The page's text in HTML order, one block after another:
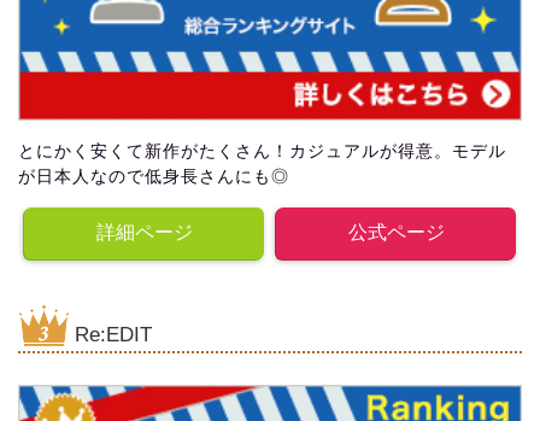
とにかく安くて新作がたくさん！カジュアルが得意。モデル
が日本人なので低身長さんにも◎
詳細ページ 公式ページ
Re:EDIT